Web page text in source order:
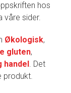
hos
våre sider.
Økologisk,
gluten,
handel. Det
produkt.